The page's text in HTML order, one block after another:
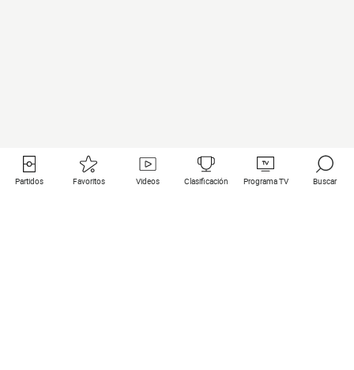
Partidos Favoritos Videos Clasificación Programa TV Buscar